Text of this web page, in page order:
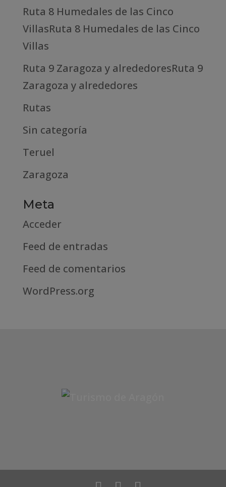
Ruta 8 Humedales de las Cinco
VillasRuta 8 Humedales de las Cinco
Villas
Ruta 9 Zaragoza y alrededoresRuta 9
Zaragoza y alrededores
Rutas
Sin categoría
Teruel
Zaragoza
Meta
Acceder
Feed de entradas
Feed de comentarios
WordPress.org